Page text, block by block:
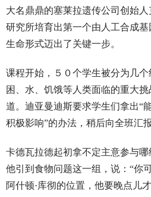
大名鼎鼎的塞莱拉遗传公司创始
研究所培育出第一个由人工合成
生命形式迈出了关键一步。
课程开始，５０个学生被分为几
困、水、饥饿等人类面临的重大
道。迪亚曼迪斯要求学生们拿出“
积极影响”的办法，稍后向全班汇报
卡德瓦拉德起初拿不定主意参与
他引到食物问题这一组，说：“你
阿什顿·库彻的位置，他要晚点儿